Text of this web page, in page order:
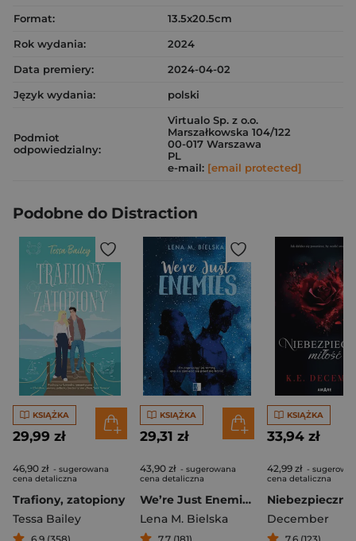
Format:
13.5x20.5cm
Rok wydania:
2024
Data premiery:
2024-04-02
Język wydania:
polski
Podmiot
odpowiedzialny:
Virtualo Sp. z o.o.
Marszałkowska 104/122
00-017 Warszawa
PL
e-mail: [email protected]
Podobne do Distraction
KSIĄŻKA
29,99 zł
46,90 zł - sugerowana
cena detaliczna
Trafiony, zatopiony
Tessa Bailey
KSIĄŻKA
29,31 zł
43,90 zł - sugerowana
cena detaliczna
We’re Just Enemies
Lena M. Bielska
KSIĄŻKA
33,94 zł
42,99 zł -
cena detaliczna
December